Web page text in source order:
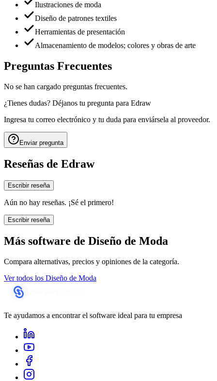
Ilustraciones de moda
Diseño de patrones textiles
Herramientas de presentación
Almacenamiento de modelos; colores y obras de arte
Preguntas Frecuentes
No se han cargado preguntas frecuentes.
¿Tienes dudas? Déjanos tu pregunta para Edraw
Ingresa tu correo electrónico y tu duda para enviársela al proveedor.
Enviar pregunta
Reseñas de Edraw
Escribir reseña
Aún no hay reseñas. ¡Sé el primero!
Escribir reseña
Más software de Diseño de Moda
Compara alternativas, precios y opiniones de la categoría.
Ver todos los Diseño de Moda
Te ayudamos a encontrar el software ideal para tu empresa